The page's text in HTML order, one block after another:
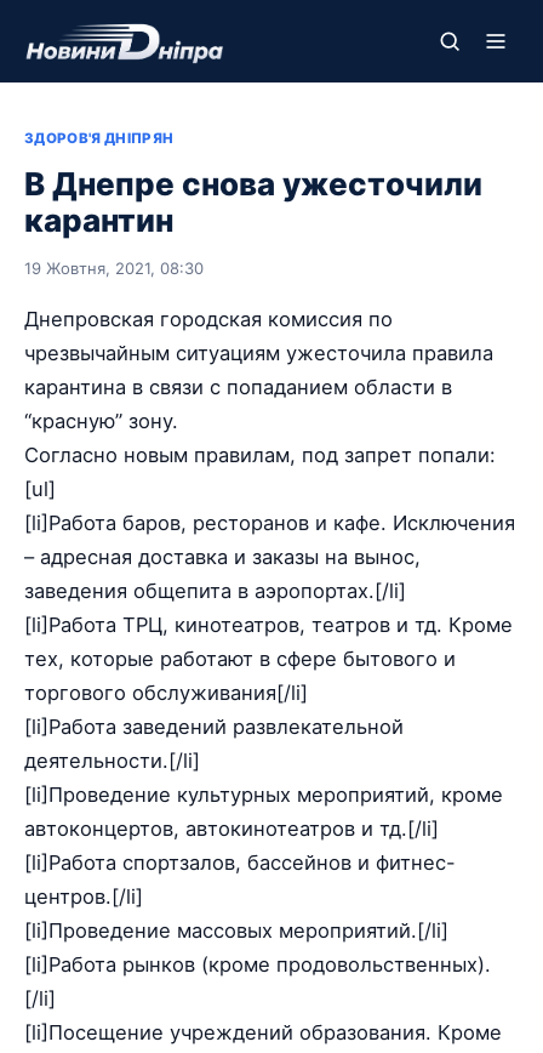
ЗДОРОВ'Я ДНІПРЯН
В Днепре снова ужесточили
карантин
19 Жовтня, 2021, 08:30
Днепровская городская комиссия по
чрезвычайным ситуациям ужесточила правила
карантина в связи с попаданием области в
“красную” зону.
Согласно новым правилам, под запрет попали:
[ul]
[li]Работа баров, ресторанов и кафе. Исключения
– адресная доставка и заказы на вынос,
заведения общепита в аэропортах.[/li]
[li]Работа ТРЦ, кинотеатров, театров и тд. Кроме
тех, которые работают в сфере бытового и
торгового обслуживания[/li]
[li]Работа заведений развлекательной
деятельности.[/li]
[li]Проведение культурных мероприятий, кроме
автоконцертов, автокинотеатров и тд.[/li]
[li]Работа спортзалов, бассейнов и фитнес-
центров.[/li]
[li]Проведение массовых мероприятий.[/li]
[li]Работа рынков (кроме продовольственных).
[/li]
[li]Посещение учреждений образования. Кроме